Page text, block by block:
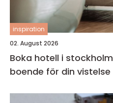
inspiration
02. August 2026
Boka hotell i stockholm så väljer du rätt
boende för din vistelse